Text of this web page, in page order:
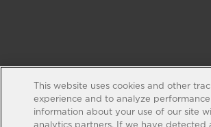
This website uses cookies and other
experience and to analyze
information about your use of our site